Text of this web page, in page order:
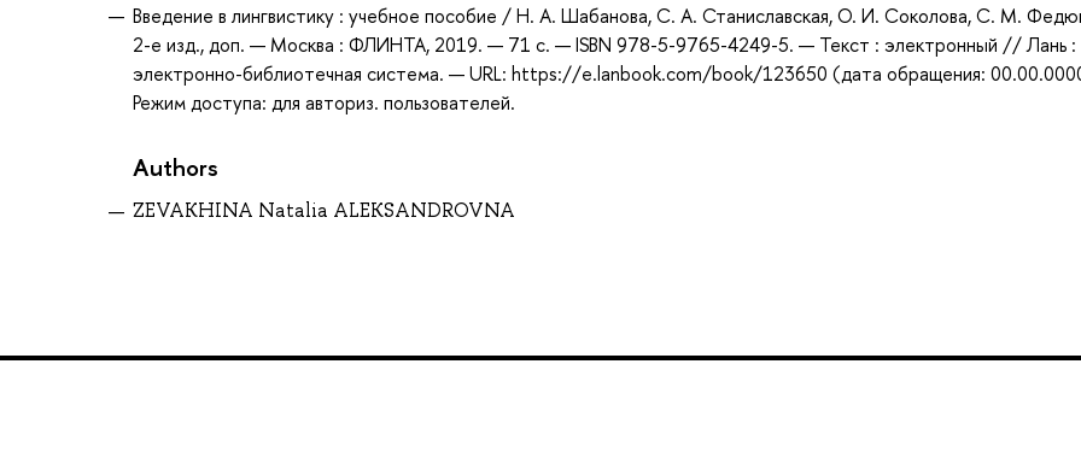
Введение в лингвистику : учебное пособие / Н. А. Шабанова, С. А. Станиславская, О. И. Соколова, С. М.
2-е изд., доп. — Москва : ФЛИНТА, 2019. — 71 с. — ISBN 978-5-9765-4249-5. — Текст : электронный // Лань :
электронно-библиотечная система. — URL: https://e.lanbook.com/book/123650 (дата обращения:
Режим доступа: для авториз. пользователей.
Authors
ZEVAKHINA Natalia ALEKSANDROVNA